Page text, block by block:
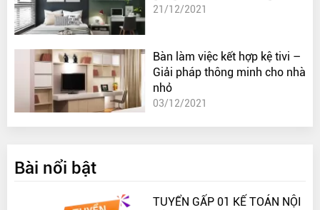
21/12/2021
Bàn làm việc kết hợp kệ tivi –
Giải pháp thông minh cho nhà
nhỏ
03/12/2021
Bài nổi bật
TUYỂN GẤP 01 KẾ TOÁN NỘI